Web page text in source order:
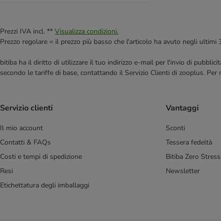
JULIUS K-9
Libra Affinity
Lukullus
Lupo Sensitiv & Natural
Markus-Mühle
Monge
My Friend
Nutrivet
Opti Life
Prezzi IVA incl. ** Visualizza condizioni.
Prezzo regolare = il prezzo più basso che l'articolo ha avuto negli ultimi
bitiba ha il diritto di utilizzare il tuo indirizzo e-mail per l'invio di
secondo le tariffe di base, contattando il Servizio Clienti di zooplus. Per
Servizio clienti
Il mio account
Contatti & FAQs
Costi e tempi di spedizione
Resi
Etichettatura degli imballaggi
Vantaggi
Sconti
Tessera fedeltà
Bitiba Zero Stress
Newsletter